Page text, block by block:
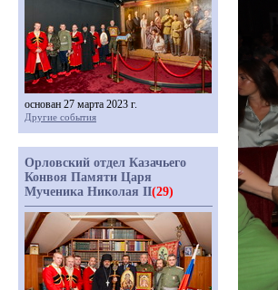
основан 27 марта 2023 г.
Другие события
Орловский отдел Казачьего
Конвоя Памяти Царя
Мученика Николая II(29)